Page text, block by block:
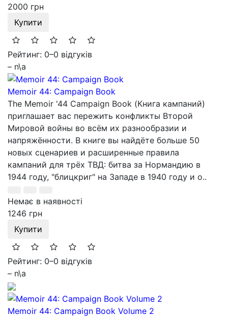
2000 грн
Купити
Рейтинг: 0–0 відгуків
– n\a
Memoir 44: Campaign Book
The Memoir '44 Campaign Book (Книга кампаний)
приглашает вас пережить конфликты Второй
Мировой войны во всём их разнообразии и
напряжённости. В книге вы найдёте больше 50
новых сценариев и расширенные правила
кампаний для трёх ТВД: битва за Нормандию в
1944 году, "блицкриг" на Западе в 1940 году и о..
Немає в наявності
1246 грн
Купити
Рейтинг: 0–0 відгуків
– n\a
Memoir 44: Campaign Book Volume 2